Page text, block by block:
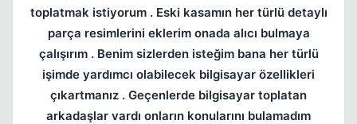
toplatmak istiyorum . Eski kasamın her türlü detaylı
parça resimlerini eklerim onada alıcı bulmaya
çalışırım . Benim sizlerden isteğim bana her türlü
işimde yardımcı olabilecek bilgisayar özellikleri
çıkartmanız . Geçenlerde bilgisayar toplatan
arkadaşlar vardı onların konularını bulamadım